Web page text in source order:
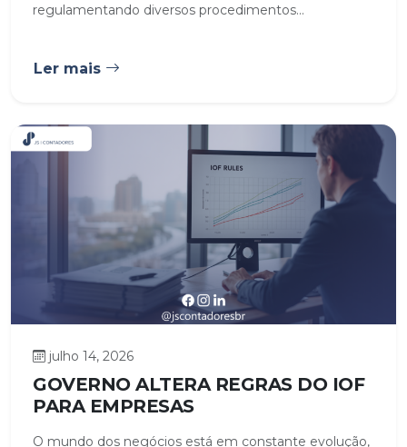
regulamentando diversos procedimentos...
Ler mais
julho 14, 2026
GOVERNO ALTERA REGRAS DO IOF
PARA EMPRESAS
O mundo dos negócios está em constante evolução,